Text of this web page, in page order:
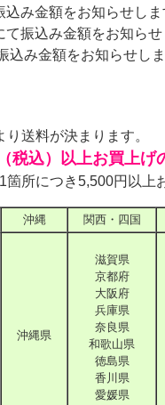
込み金額をお知らせし
て振込み金額をお知ら
込み金額をお知らせし
送料が決まります。
税込）以上お買上げ
箇所につき5,500円以
沖縄 関西・四国
沖縄県
滋賀県
京都府
大阪府
兵庫県
奈良県
和歌山県
徳島県
香川県
愛媛県